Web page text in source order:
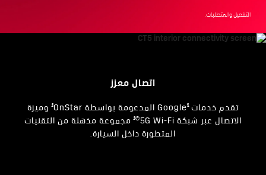
التفعيل والمتطلبات.
اتصال معزز
تقدم خدمات§Google المدعومة بواسطة OnStar §وميزة
الاتصال عبر شبكة 5G Wi-Fi®
§مجموعة مذهلة من التقنيات
المتطورة داخل السيارة.